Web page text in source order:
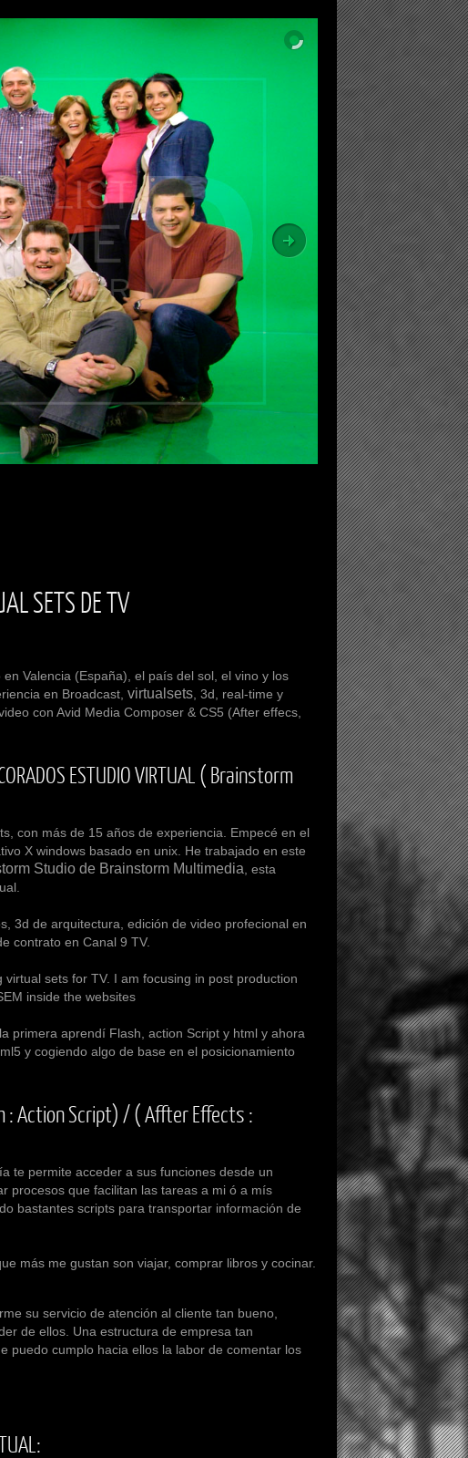
SETS DE TV
en Valencia (España), el país del sol, el vino y los
en Broadcast, virtualsets , 3d, real-time y
con Avid Media Composer & CS5 (After effecs,
ESTUDIO VIRTUAL ( Brainstorm
, con más de 15 años de experiencia. Empecé en el
X windows basado en unix. He trabajado en este
Studio de Brainstorm Multimedia , esta
de arquitectura, edición de video profecional en
contrato en Canal 9 TV.
sets for TV. I am focusing in post production
inside the websites
aprendí Flash, action Script y html y ahora
y cogiendo algo de base en el posicionamiento
: Action Script) / ( Affter Effects :
permite acceder a sus funciones desde un
procesos que facilitan las tareas a mi ó a mís
bastantes scripts para transportar información de
me gustan son viajar, comprar libros y cocinar.
servicio de atención al cliente tan bueno,
de ellos. Una estructura de empresa tan
puedo cumplo hacia ellos la labor de comentar los